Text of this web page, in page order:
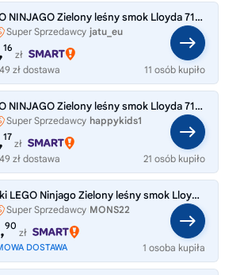
LEGO NINJAGO Zielony leśny smok Lloyda 71829
Super Sprzedawcy jatu_eu
16
zł
zł dostawa
11 osób kupiło
LEGO NINJAGO Zielony leśny smok Lloyda 71829
Super Sprzedawcy happykids1
17
zł
zł dostawa
21 osób kupiło
Klocki LEGO Ninjago Zielony leśny smok Lloyda 128 el. 6 lat + 71829
Super Sprzedawcy MONS22
90
zł
DOSTAWA 1 osoba kupiła